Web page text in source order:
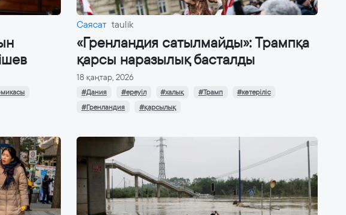
Саясат taulik
«Гренландия сатылмайды»: Трампқа
қарсы наразылық басталды
18 қаңтар, 2026
#Дания #ереуіл #халық #Трамп
#көтеріліс
#Гренландия
#қарсылық